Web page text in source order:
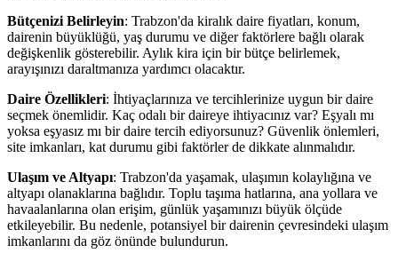
Bütçenizi Belirleyin: Trabzon'da kiralık daire fiyatları, konum,
dairenin büyüklüğü, yaş durumu ve diğer faktörlere bağlı olarak
değişkenlik gösterebilir. Aylık kira için bir bütçe belirlemek,
arayışınızı daraltmanıza yardımcı olacaktır.
Daire Özellikleri: İhtiyaçlarınıza ve tercihlerinize uygun bir daire
seçmek önemlidir. Kaç odalı bir daireye ihtiyacınız var? Eşyalı mı
yoksa eşyasız mı bir daire tercih ediyorsunuz? Güvenlik önlemleri,
site imkanları, kat durumu gibi faktörler de dikkate alınmalıdır.
Ulaşım ve Altyapı: Trabzon'da yaşamak, ulaşımın kolaylığına ve
altyapı olanaklarına bağlıdır. Toplu taşıma hatlarına, ana yollara ve
havaalanlarına olan erişim, günlük yaşamınızı büyük ölçüde
etkileyebilir. Bu nedenle, potansiyel bir dairenin çevresindeki ulaşım
imkanlarını da göz önünde bulundurun.